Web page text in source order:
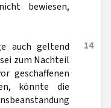
bewiesen,
14
auch geltend
zum Nachteil
geschaffenen
könnte die